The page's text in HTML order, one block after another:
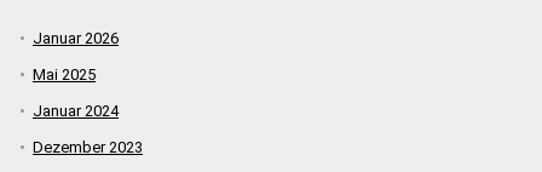
Januar 2026
Mai 2025
Januar 2024
Dezember 2023